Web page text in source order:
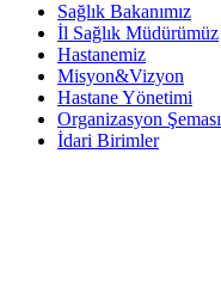
Sağlık Bakanımız
İl Sağlık Müdürümüz
Hastanemiz
Misyon&Vizyon
Hastane Yönetimi
Organizasyon Şeması
İdari Birimler